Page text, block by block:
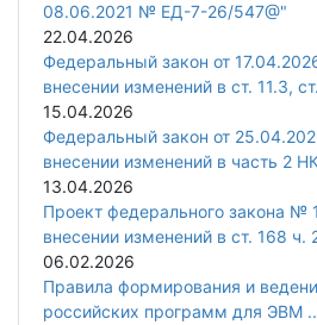
08.06.2021 № ЕД-7-26/547@"
22.04.2026
Федеральный закон от
внесении изменений в ст. 11.3,
15.04.2026
Федеральный закон от
внесении изменений в часть 2
13.04.2026
Проект федерального закона
внесении изменений в ст. 168
06.02.2026
Правила формирования и
российских программ для ЭВМ